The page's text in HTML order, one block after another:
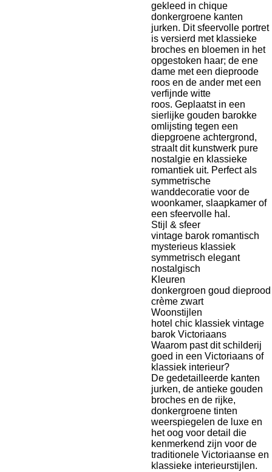
gekleed in chique
donkergroene kanten
jurken. Dit sfeervolle portret
is versierd met klassieke
broches en bloemen in het
opgestoken haar; de ene
dame met een dieproode
roos en de ander met een
verfijnde witte
roos. Geplaatst in een
sierlijke gouden barokke
omlijsting tegen een
diepgroene achtergrond,
straalt dit kunstwerk pure
nostalgie en klassieke
romantiek uit. Perfect als
symmetrische
wanddecoratie voor de
woonkamer, slaapkamer of
een sfeervolle hal.
Stijl & sfeer
vintage barok romantisch
mysterieus klassiek
symmetrisch elegant
nostalgisch
Kleuren
donkergroen goud dieprood
crème zwart
Woonstijlen
hotel chic klassiek vintage
barok Victoriaans
Waarom past dit schilderij
goed in een Victoriaans of
klassiek interieur?
De gedetailleerde kanten
jurken, de antieke gouden
broches en de rijke,
donkergroene tinten
weerspiegelen de luxe en
het oog voor detail die
kenmerkend zijn voor de
traditionele Victoriaanse en
klassieke interieurstijlen.